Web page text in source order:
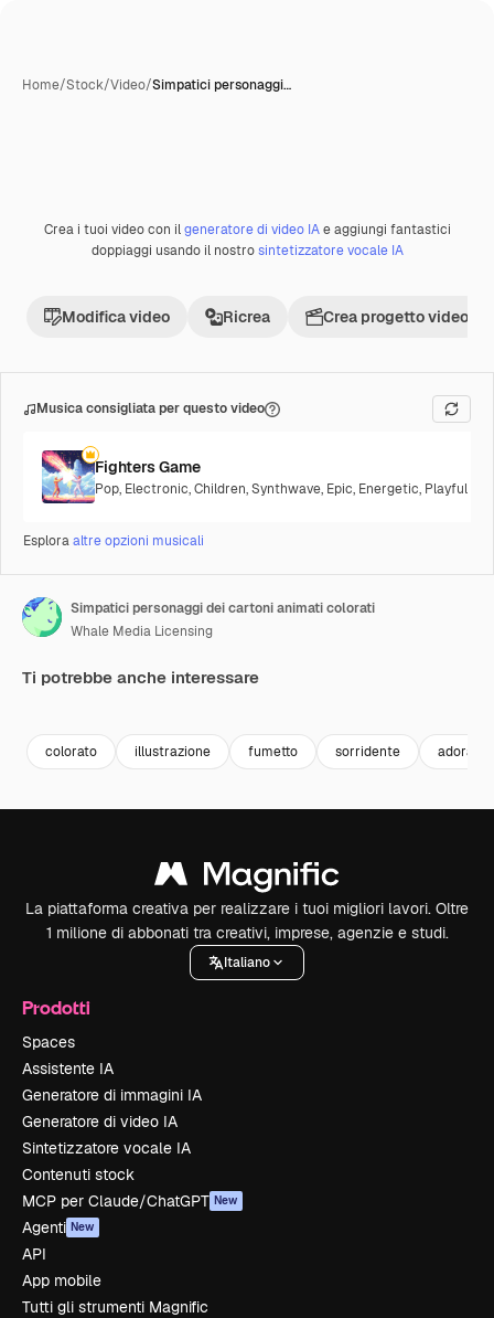
Home/Stock/Video/Simpatici personaggi…
PremiumCreata con IA
Crea i tuoi video con ilgeneratore di video IAe aggiungi fantastici
doppiaggi usando il nostrosintetizzatore vocale IA
Modifica video Ricrea Crea progetto video
Musica consigliata per questo video
Fighters Game
Pop, Electronic,Children,Synthwave, Epic, Energetic, Playful
Esploraaltre opzioni musicali
Simpatici personaggi dei cartoni animati colorati
Whale Media Licensing
Ti potrebbe anche interessare
colorato illustrazione fumetto sorridente
La piattaforma creativa per realizzare i tuoi migliori lavori. Oltre
1 milione di abbonati tra creativi, imprese, agenzie e studi.
Italiano
Prodotti
Spaces
Assistente IA
Generatore di immagini IA
Generatore di video IA
Sintetizzatore vocale IA
Contenuti stock
MCP per Claude/ChatGPT New
Agenti New
API
App mobile
Tutti gli strumenti Magnific